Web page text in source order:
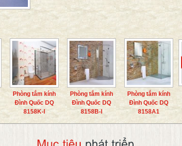
Phòng tắm kính
Đình Quốc DQ
8158K-I
Phòng tắm kính
Đình Quốc DQ
8158B-I
Phòng tắm kính
Đình Quốc DQ
8158A1